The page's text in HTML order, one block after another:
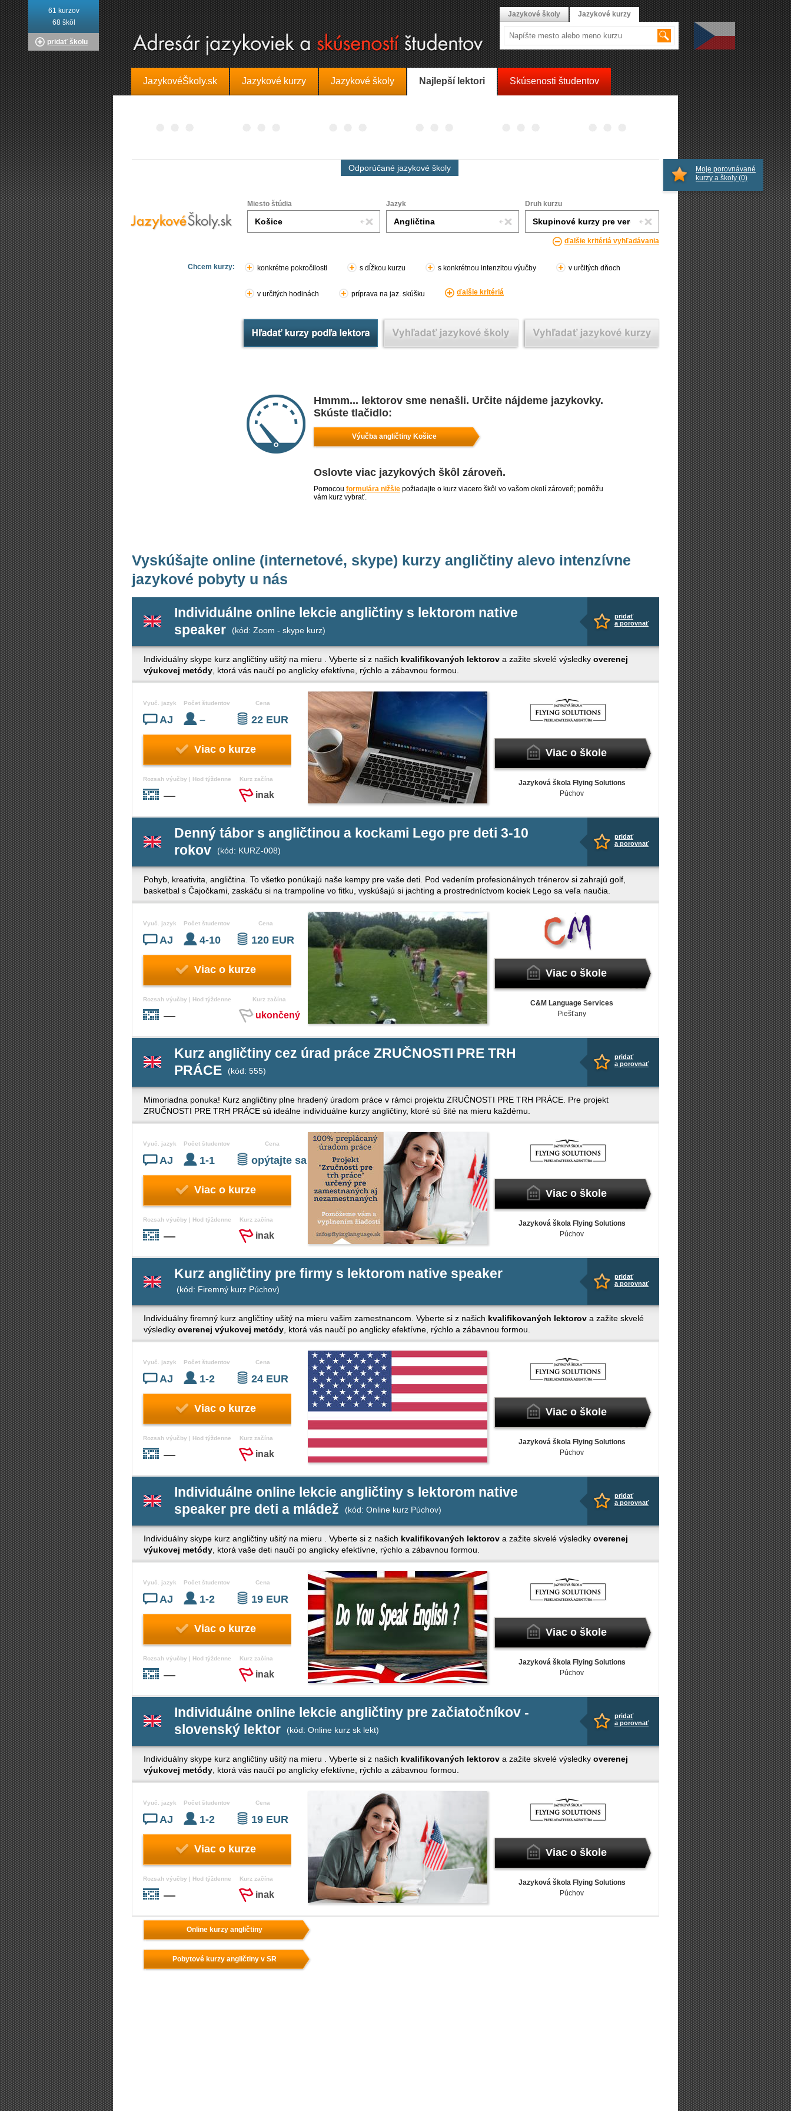
JazykovéŠkoly.sk Jazykové kurzy Jazykové školy Najlepší lektori Skúsenosti študentov
Odporúčané jazykové školy
Miesto štúdia Jazyk Druh kurzu
ďalšie kritériá vyhľadávania
Chcem kurzy: konkrétne pokročilosti s dĺžkou kurzu s konkrétnou intenzitou výučby v určitých dňoch
v určitých hodinách príprava na jaz. skúšku ďalšie kritériá
Hmmm... lektorov sme nenašli. Určite nájdeme jazykovky.
Skúste tlačidlo:
Výučba angličtiny Košice
Oslovte viac jazykových škôl zároveň.
Pomocou formulára nižšie požiadajte o kurz viacero škôl vo vašom okolí zároveň; pomôžu
vám kurz vybrať.
Vyskúšajte online (internetové, skype) kurzy angličtiny alevo intenzívne
jazykové pobyty u nás
pridať
a porovnať
Individuálne online lekcie angličtiny s lektorom native
speaker
(kód: Zoom - skype kurz)
Individuálny skype kurz angličtiny ušitý na mieru . Vyberte si z našich kvalifikovaných lektorov a zažite skvelé výsledky overenej
výukovej metódy , ktorá vás naučí po anglicky efektívne, rýchlo a zábavnou formou.
Vyuč. jazyk
AJ
Počet študentov
–
Cena
22 EUR
Viac o kurze
Rozsah výučby | Hod týždenne
—
Kurz začína
inak
Viac o škole
Jazyková škola Flying Solutions
Púchov
pridať
a porovnať
Denný tábor s angličtinou a kockami Lego pre deti 3-10
rokov
(kód: KURZ-008)
Pohyb, kreativita, angličtina. To všetko ponúkajú naše kempy pre vaše deti. Pod vedením profesionálnych trénerov si zahrajú golf,
basketbal s Čajočkami, zaskáču si na trampolíne vo fitku, vyskúšajú si jachting a prostredníctvom kociek Lego sa veľa naučia.
Vyuč. jazyk
AJ
Počet študentov
4-10
Cena
120 EUR
Viac o kurze
Rozsah výučby | Hod týždenne
—
Kurz začína
ukončený
Viac o škole
C&M Language Services
Piešťany
pridať
a porovnať
Kurz angličtiny cez úrad práce ZRUČNOSTI PRE TRH
PRÁCE
(kód: 555)
Mimoriadna ponuka! Kurz angličtiny plne hradený úradom práce v rámci projektu ZRUČNOSTI PRE TRH PRÁCE. Pre projekt
ZRUČNOSTI PRE TRH PRÁCE sú ideálne individuálne kurzy angličtiny, ktoré sú šité na mieru každému.
Vyuč. jazyk
AJ
Počet študentov
1-1
Cena
opýtajte sa
Viac o kurze
Rozsah výučby | Hod týždenne
—
Kurz začína
inak
Viac o škole
Jazyková škola Flying Solutions
Púchov
pridať
a porovnať
Kurz angličtiny pre firmy s lektorom native speaker
(kód: Firemný kurz Púchov)
Individuálny firemný kurz angličtiny ušitý na mieru vašim zamestnancom. Vyberte si z našich kvalifikovaných lektorov a zažite skvelé
výsledky overenej výukovej metódy , ktorá vás naučí po anglicky efektívne, rýchlo a zábavnou formou.
Vyuč. jazyk
AJ
Počet študentov
1-2
Cena
24 EUR
Viac o kurze
Rozsah výučby | Hod týždenne
—
Kurz začína
inak
Viac o škole
Jazyková škola Flying Solutions
Púchov
pridať
a porovnať
Individuálne online lekcie angličtiny s lektorom native
speaker pre deti a mládež
(kód: Online kurz Púchov)
Individuálny skype kurz angličtiny ušitý na mieru . Vyberte si z našich kvalifikovaných lektorov a zažite skvelé výsledky overenej
výukovej metódy , ktorá vaše deti naučí po anglicky efektívne, rýchlo a zábavnou formou.
Vyuč. jazyk
AJ
Počet študentov
1-2
Cena
19 EUR
Viac o kurze
Rozsah výučby | Hod týždenne
—
Kurz začína
inak
Viac o škole
Jazyková škola Flying Solutions
Púchov
pridať
a porovnať
Individuálne online lekcie angličtiny pre začiatočníkov -
slovenský lektor
(kód: Online kurz sk lekt)
Individuálny skype kurz angličtiny ušitý na mieru . Vyberte si z našich kvalifikovaných lektorov a zažite skvelé výsledky overenej
výukovej metódy , ktorá vás naučí po anglicky efektívne, rýchlo a zábavnou formou.
Vyuč. jazyk
AJ
Počet študentov
1-2
Cena
19 EUR
Viac o kurze
Rozsah výučby | Hod týždenne
—
Kurz začína
inak
Viac o škole
Jazyková škola Flying Solutions
Púchov
Online kurzy angličtiny
Pobytové kurzy angličtiny v SR
Moje porovnávané
kurzy a školy (0)
61 kurzov
68 škôl
pridať školu
Jazykové školy Jazykové kurzy